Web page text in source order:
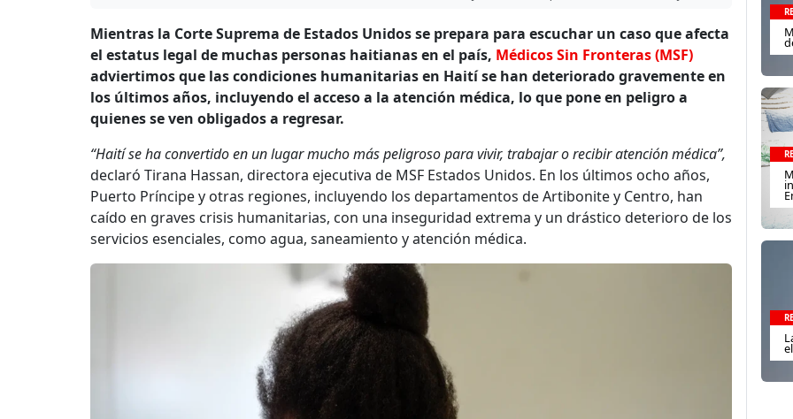
Mientras la Corte Suprema de Estados Unidos se prepara para escuchar un caso que afecta
el estatus legal de muchas personas haitianas en el país, Médicos Sin Fronteras (MSF)
adviertimos que las condiciones humanitarias en Haití se han deteriorado gravemente en
los últimos años, incluyendo el acceso a la atención médica, lo que pone en peligro a
quienes se ven obligados a regresar.
“Haití se ha convertido en un lugar mucho más peligroso para vivir, trabajar o recibir atención médica”,
declaró Tirana Hassan, directora ejecutiva de MSF Estados Unidos. En los últimos ocho años,
Puerto Príncipe y otras regiones, incluyendo los departamentos de Artibonite y Centro, han
caído en graves crisis humanitarias, con una inseguridad extrema y un drástico deterioro de los
servicios esenciales, como agua, saneamiento y atención médica.